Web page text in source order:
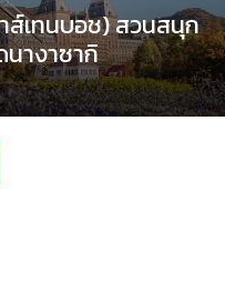
ส์เทนบอช) สวนสนุก
างาซากิ